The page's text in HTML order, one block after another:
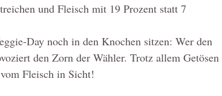
und Fleisch mit 19 Prozent statt 7
Day noch in den Knochen sitzen: Wer den
den Zorn der Wähler. Trotz allem Getösen
Fleisch in Sicht!